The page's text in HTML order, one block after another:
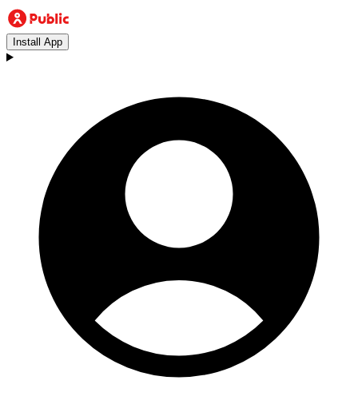
Install App